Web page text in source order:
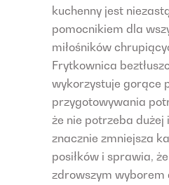
kuchenny jest
pomocnikiem dla
miłośników
Frytkownica
wykorzystuje gorące
przygotowywania
że nie potrzeba dużej
znacznie zmniejsza
posiłków i sprawia,
zdrowszym wyborem